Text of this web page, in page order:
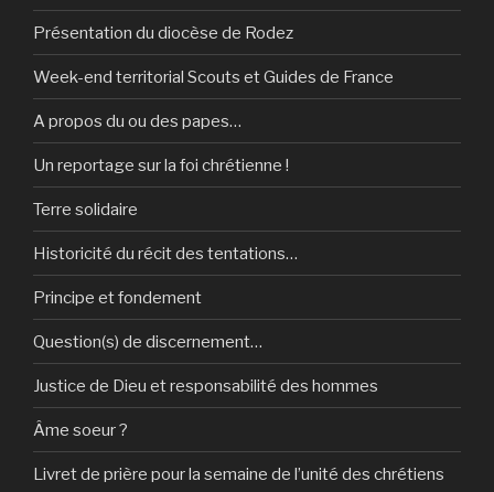
Présentation du diocèse de Rodez
Week-end territorial Scouts et Guides de France
A propos du ou des papes…
Un reportage sur la foi chrétienne !
Terre solidaire
Historicité du récit des tentations…
Principe et fondement
Question(s) de discernement…
Justice de Dieu et responsabilité des hommes
Âme soeur ?
Livret de prière pour la semaine de l’unité des chrétiens